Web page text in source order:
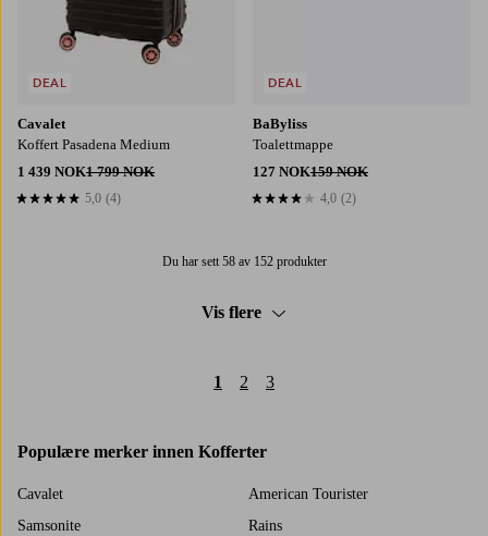
Cavalet
Koffert Pasadena Medium
1 439 NOK1 799 NOK
5,0 basert på 4 karaktergivninger
5,0 (4)
DEAL
BaByliss
Toalettmappe
127 NOK159 NOK
4,0 basert på 2 karaktergivninger
4,0 (2)
DEAL
Du har sett 58 av 152 produkter
Vis flere
1 2 3
Populære merker innen Kofferter
Cavalet
American Tourister
Samsonite
Rains